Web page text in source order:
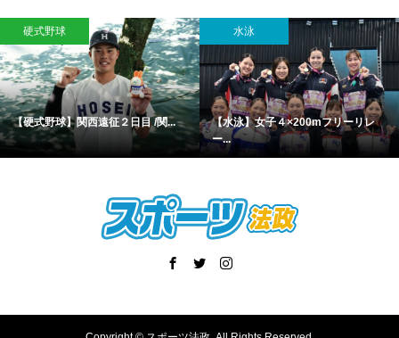
硬式野球
【硬式野球】関西遠征２日目 /関...
水泳
【水泳】女子４×200mフリーリレ
ー...